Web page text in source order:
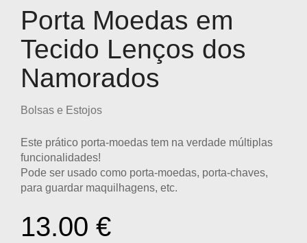
Porta Moedas em
Tecido Lenços dos
Namorados
Bolsas e Estojos
Este prático porta-moedas tem na verdade múltiplas
funcionalidades!
Pode ser usado como porta-moedas, porta-chaves,
para guardar maquilhagens, etc.
13.00 €